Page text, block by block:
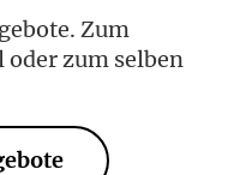
Zum
oder zum selben